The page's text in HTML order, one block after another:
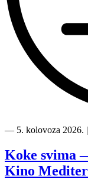
Mediteran
Film
svima
nastavljaju
― 5. kolovoza 2026. |
Koke svima
Kino